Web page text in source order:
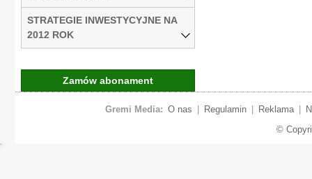
STRATEGIE INWESTYCYJNE NA
2012 ROK
Zamów abonament
Gremi Media: O nas Regulamin Reklama
©